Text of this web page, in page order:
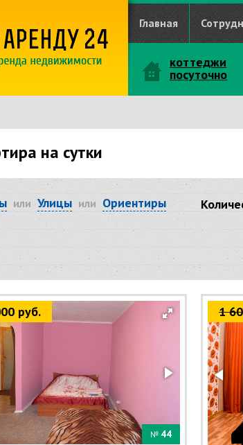
Главная
коттеджи
посуточно
на сутки
или Улицы или Ориентиры
руб.
№ 44
1